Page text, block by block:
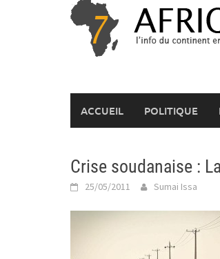
ACCUEIL POLITIQUE
Crise soudanaise :
25/05/2011 Sumai Issa